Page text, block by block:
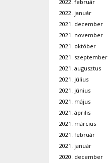
2022. február
2022. január
2021. december
2021. november
2021. október
2021. szeptember
2021. augusztus
2021. július
2021. június
2021. május
2021. április
2021. március
2021. február
2021. január
2020. december